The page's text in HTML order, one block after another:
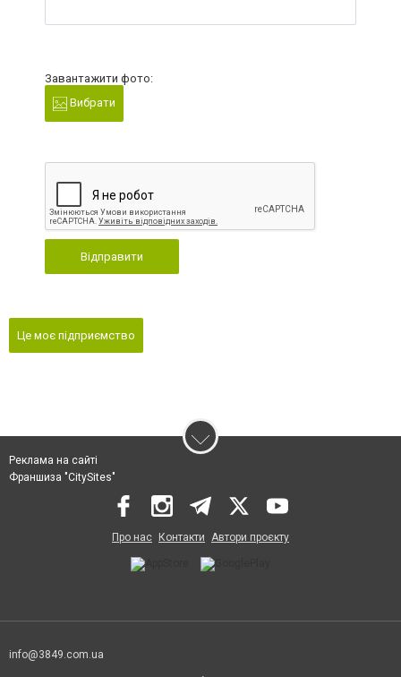
Завантажити фото:
Вибрати
Відправити
Це моє підприємство
Реклама на сайті
Франшиза "CitySites"
Про нас Контакти Автори проєкту
info@3849.com.ua